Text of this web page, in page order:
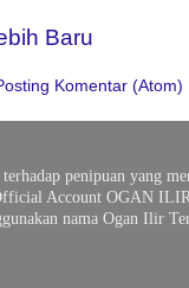
Baru
Komentar (Atom)
penipuan yang
Account OGAN
nama Ogan Ilir